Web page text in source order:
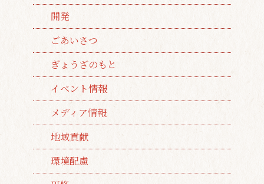
開発
ごあいさつ
ぎょうざのもと
イベント情報
メディア情報
地域貢献
環境配慮